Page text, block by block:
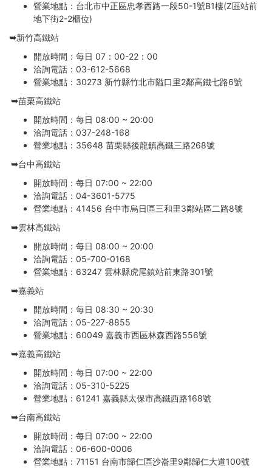
營業地點：台北市中正區忠孝西路一段50-1號B1樓(Z區站前
地下街2-2櫃位)
➥新竹高鐵站
開放時間：每日 07：00-22：00
洽詢電話：03-612-5668
營業地點：30273 新竹縣竹北市隘口里2鄰高鐵七路6號
➥苗栗高鐵站
開放時間：每日 08:00 ~ 20:00
洽詢電話：037-248-168
營業地點：35648 苗栗縣後龍鎮高鐵三路268號
➥台中高鐵站
開放時間：每日 07:00 ~ 22:00
洽詢電話：04-3601-5775
營業地點：41456 台中市烏日區三和里3鄰站區二路8號
➥雲林高鐵站
開放時間：每日 08:00 ~ 20:00
洽詢電話：05-700-0168
營業地點：63247 雲林縣虎尾鎮站前東路301號
➥嘉義站
開放時間：每日 08:30 ~ 20:30
洽詢電話：05-227-8855
營業地點：60049 嘉義市西區林森西路556號
➥嘉義高鐵站
開放時間：每日 07:00 ~ 22:00
洽詢電話：05-310-5225
營業地點：61241 嘉義縣太保市高鐵西路168號
➥台南高鐵站
開放時間：每日 07:00 ~ 22:00
洽詢電話：06-600-0006
營業地點：71151 台南市歸仁區沙崙里9鄰歸仁大道100號